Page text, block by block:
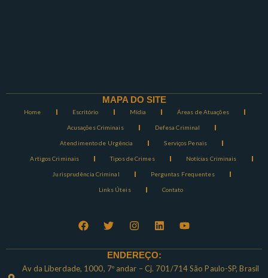
MAPA DO SITE
Home Escritório Mídia Áreas de Atuações
Acusações Criminais Defesa Criminal
Atendimento de Urgência Serviços Penais
Artigos Criminais Tipos de Crimes Notícias Criminais
Jurisprudência Criminal Perguntas Frequentes
Links Úteis Contato
ENDEREÇO:
Av da Liberdade, 1000, 7º andar – Cj. 701/714 São Paulo-SP, Brasil